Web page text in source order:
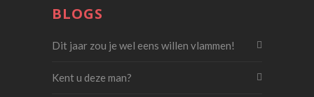
BLOGS
Dit jaar zou je wel eens willen vlammen!
Kent u deze man?